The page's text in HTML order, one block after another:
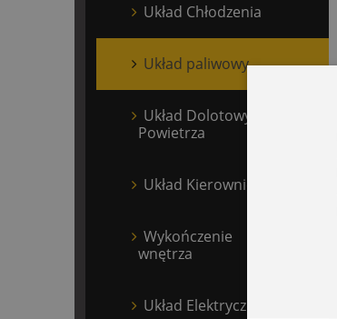
Układ Chłodzenia
Układ paliwowy
Układ Dolotowy
Powietrza
Układ Kierowniczy
Wykończenie
wnętrza
Układ Elektryczny